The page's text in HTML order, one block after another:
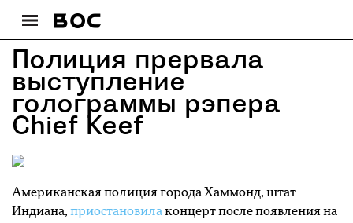
Полиция прервала
выступление
голограммы рэпера
Chief Keef
Американская полиция города Хаммонд, штат
Индиана, приостановила концерт после появления на